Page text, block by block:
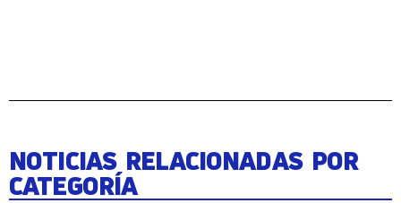
NOTICIAS RELACIONADAS POR
CATEGORÍA